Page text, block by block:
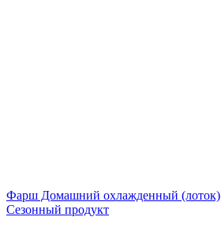
Фарш Домашний охлажденный (лоток)
Сезонный продукт